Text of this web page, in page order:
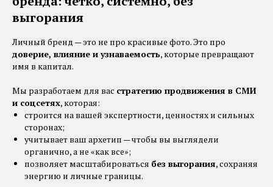
выгорания
Личный бренд — это не про красивые фото. Это про
доверие, влияние и узнаваемость, которые превращают
имя в капитал.
Мы разработаем для вас стратегию продвижения в СМИ
и соцсетях, которая:
строится на вашей экспертности, ценностях и сильных
сторонах;
учитывает ваш архетип — чтобы вы выглядели
органично, а не «как все»;
позволяет масштабироваться без выгорания, сохраняя
энергию и личные границы.